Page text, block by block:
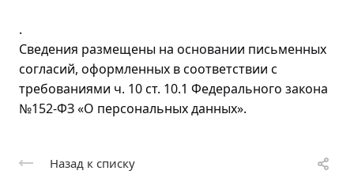
.
Сведения размещены на основании письменных
согласий, оформленных в соответствии с
требованиями ч. 10 ст. 10.1 Федерального закона
№152-ФЗ «О персональных данных».
Назад к списку